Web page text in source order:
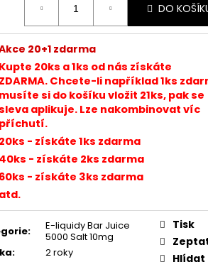
DO
20+1 zdarma
Kupte 20ks a 1ks od nás získáte
ZDARMA. Chcete-li například 1ks
musíte si do košíku vložit 21ks, pak se
aplikuje. Lze nakombinovat víc
příchutí.
20ks - získáte 1ks zdarma
40ks - získáte 2ks zdarma
60ks - získáte 3ks zdarma
atd.
:
E-liquidy Bar Juice
5000 Salt 10mg
:
2 roky
Tisk
Hlídat